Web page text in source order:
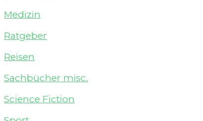
Medizin
Ratgeber
Reisen
Sachbücher misc.
Science Fiction